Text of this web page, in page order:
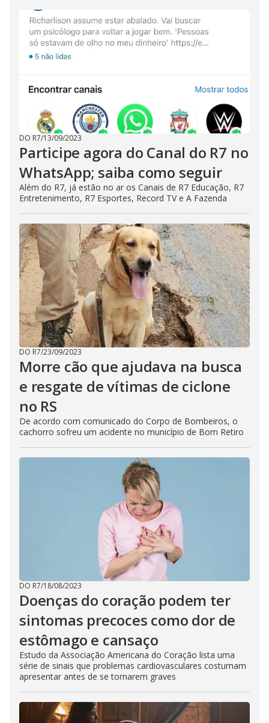
DO R7/13/09/2023
Participe agora do Canal do R7 no
WhatsApp; saiba como seguir
Além do R7, já estão no ar os Canais de R7 Educação, R7
Entretenimento, R7 Esportes, Record TV e A Fazenda
DO R7/23/09/2023
Morre cão que ajudava na busca
e resgate de vítimas de ciclone
no RS
De acordo com comunicado do Corpo de Bombeiros, o
cachorro sofreu um acidente no município de Bom Retiro
DO R7/18/08/2023
Doenças do coração podem ter
sintomas precoces como dor de
estômago e cansaço
Estudo da Associação Americana do Coração lista uma
série de sinais que problemas cardiovasculares costumam
apresentar antes de se tornarem graves